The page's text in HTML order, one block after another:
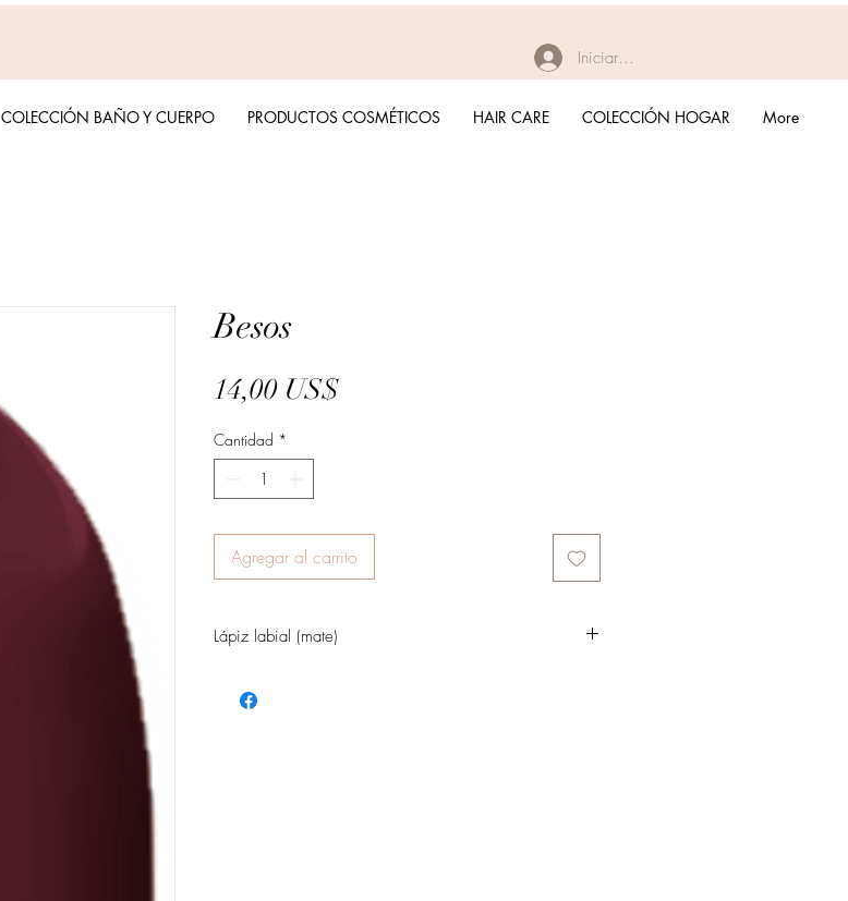
Iniciar sesión
Besos
14,00 US$Precio
Cantidad *
Agregar al carrito
Lápiz labial (mate)
COLECCIÓN BAÑO Y CUERPO PRODUCTOS COSMÉTICOS HAIR CARE COLECCIÓN HOGAR More